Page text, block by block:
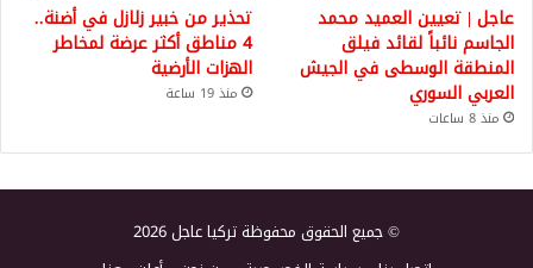
عاجل | تعيين العميد محمد
الجاسم نائباً لقائد فيلق
المنطقة الوسطى في الجيش
العربي السوري
منذ 8 ساعات
تحذير من خبير زلازل في أضنة..
4 مناطق أكثر عرضة لمخاطر
الهزات الأرضية
منذ 19 ساعة
© جميع الحقوق محفوظة تركيا عاجل 2026